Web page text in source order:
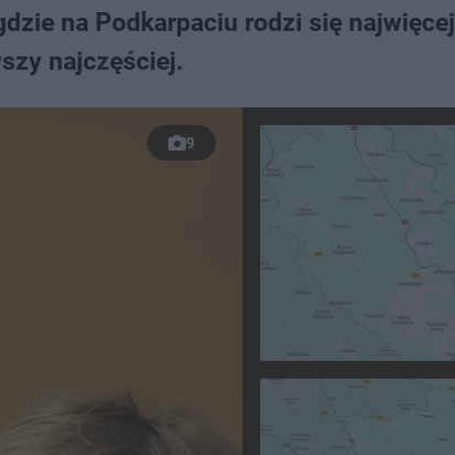
na Podkarpaciu rodzi się najwięcej
najczęściej.
9